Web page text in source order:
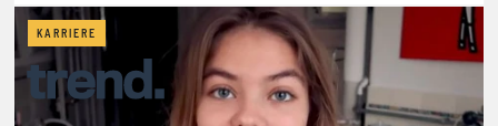
KARRIERE